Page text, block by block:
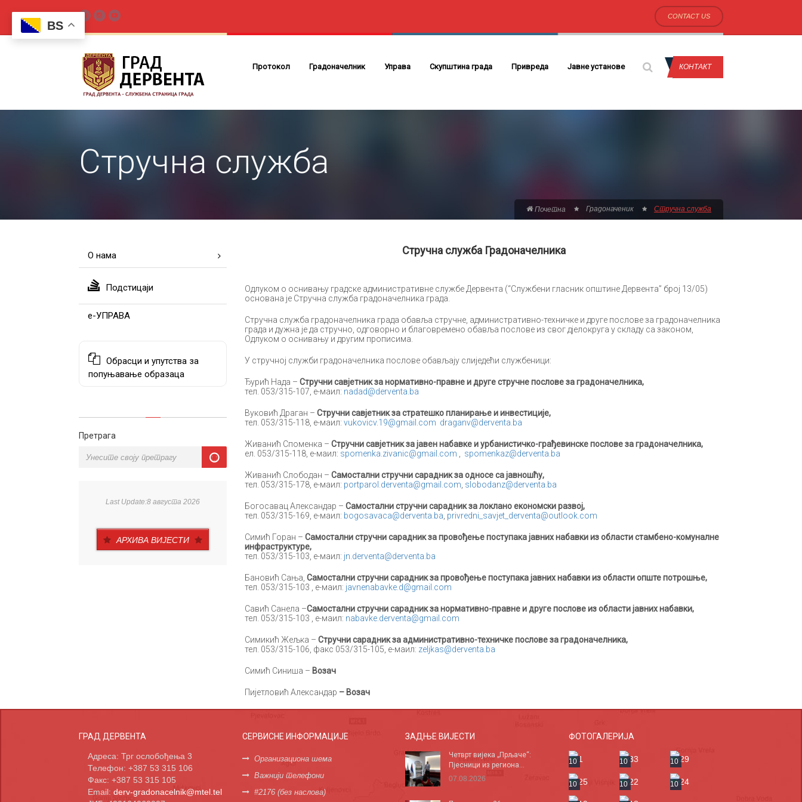
CONTACT US
Протокол Градоначелник Управа Скупштина града Привреда Јавне установе КОНТАКТ
Стручна служба
Почетна Градоначеник Стручна служба
О нама
Подстицаји
е-УПРАВА
Обрасци и упутства за
попуњавање образаца
Претрага
Last Update:8 августа 2026
АРХИВА ВИЈЕСТИ
Стручна служба Градоначелника
Одлуком о оснивању градске административне службе Дервента (“Службени гласник општине Дервента” број 13/05)
основана је Стручна служба градоначелника града.
Стручна служба градоначелника града обавља стручне, административно-техничке и друге послове за градоначелника
града и дужна је да стручно, одговорно и благовремено обавља послове из свог дјелокруга у складу са законом,
Одлуком о оснивању и другим прописима.
У стручној служби градоначелника послове обављају слиједећи службеници:
Ђурић Нада – Стручни савјетник за нормативно-правне и друге стручне послове за градоначелника,
тел. 053/315-107, е-маил: nadad@derventa.ba
Вуковић Драган – Стручни савјетник за стратешко планирање и инвестиције,
тел. 053/315-118, е-маил: vukovicv.19@gmail.com draganv@derventa.ba
Живанић Споменка – Стручни савјетник за јавен набавке и урбанистичко-грађевинске послове за градоначелника,
ел. 053/315-118, е-маил: spomenka.zivanic@gmail.com spomenkaz@derventa.ba
Живанић Слободан – Самостални стручни сарадник за односе са јавношћу,
тел. 053/315-178, е-маил: portparol.derventa@gmail.com slobodanz@derventa.ba
Богосавац Александар – Самостални стручни сарадник за локлано економски развој,
тел. 053/315-169, е-маил: bogosavaca@derventa.ba privredni_savjet_derventa@outlook.com
Симић Горан – Самостални стручни сарадник за провођење поступака јавних набавки из области стамбено-комуналне
инфраструктуре,
тел. 053/315-103, е-маил: jn.derventa@derventa.ba
Бановић Сања, Самостални стручни сарадник за провођење поступака јавних набавки из области опште потрошње,
тел. 053/315-103 , е-маил: javnenabavke.d@gmail.com
Савић Санела –Самостални стручни сарадник за нормативно-правне и друге послове из области јавних набавки,
тел. 053/315-103 , е-маил: nabavke.derventa@gmail.com
Симикић Жељка – Стручни сарадник за административно-техничке послове за градоначелника,
тел. 053/315-106, факс 053/315-105, е-маил: zeljkas@derventa.ba
Симић Синиша – Возач
Пијетловић Александар – Возач
ГРАД ДЕРВЕНТА
Адреса: Трг ослобођења 3
Телефон: +387 53 315 106
Факс: +387 53 315 105
Email: derv-gradonacelnik@mtel.tel
СЕРВИСНЕ ИНФОРМАЦИЈЕ
Организациона шема
Важнији телефони
#2176 (без наслова)
ЗАДЊЕ ВИЈЕСТИ
Четврт вијека „Прљаче“:
Пјесници из региона...
07.08.2026
ФОТОГАЛЕРИЈА
10 10 10
10 10 10
BS